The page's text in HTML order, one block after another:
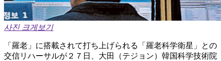
사진 크게보기
「羅老」に搭載されて打ち上げられる「羅老科学衛星」との
交信リハーサルが２７日、大田（テジョン）韓国科学技術院